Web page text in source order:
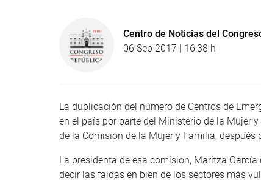
Centro de Noticias del
06 Sep 2017 | 16:38 h
La duplicación del número de Centros de
en el país por parte del Ministerio de la Mujer
de la Comisión de la Mujer y Familia,
La presidenta de esa comisión, Maritza
decir las faldas en bien de los sectores más